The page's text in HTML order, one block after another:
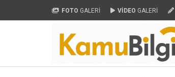
FOTO GALERİ VİDEO GALERİ